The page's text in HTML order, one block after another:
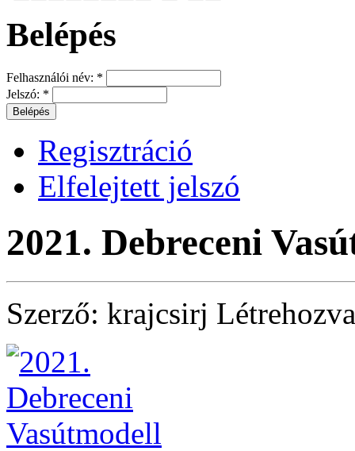
Belépés
Felhasználói név: *
Jelszó: *
Regisztráció
Elfelejtett jelszó
2021. Debreceni
Szerző: krajcsirj